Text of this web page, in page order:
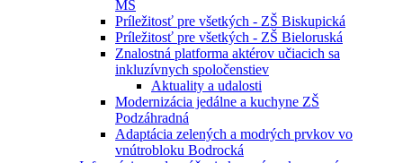
MŠ
Príležitosť pre všetkých - ZŠ Biskupická
Príležitosť pre všetkých - ZŠ Bieloruská
Znalostná platforma aktérov učiacich sa
inkluzívnych spoločenstiev
Aktuality a udalosti
Modernizácia jedálne a kuchyne ZŠ
Podzáhradná
Adaptácia zelených a modrých prvkov vo
vnútrobloku Bodrocká